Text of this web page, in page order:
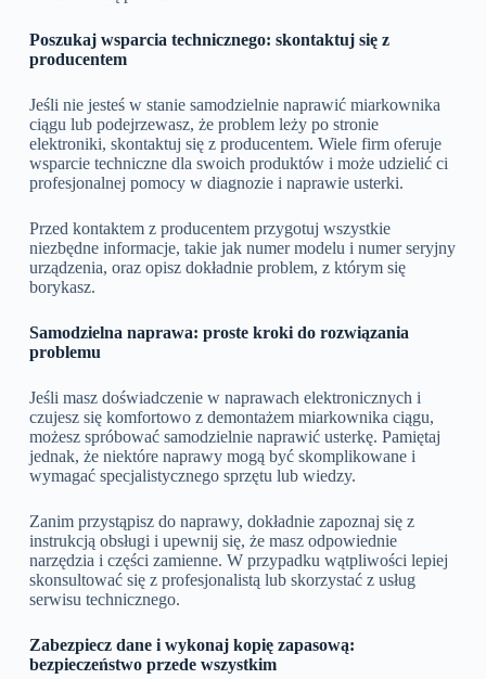
Poszukaj wsparcia technicznego: skontaktuj się z
producentem
Jeśli nie jesteś w stanie samodzielnie naprawić miarkownika
ciągu lub podejrzewasz, że problem leży po stronie
elektroniki, skontaktuj się z producentem. Wiele firm oferuje
wsparcie techniczne dla swoich produktów i może udzielić ci
profesjonalnej pomocy w diagnozie i naprawie usterki.
Przed kontaktem z producentem przygotuj wszystkie
niezbędne informacje, takie jak numer modelu i numer seryjny
urządzenia, oraz opisz dokładnie problem, z którym się
borykasz.
Samodzielna naprawa: proste kroki do rozwiązania
problemu
Jeśli masz doświadczenie w naprawach elektronicznych i
czujesz się komfortowo z demontażem miarkownika ciągu,
możesz spróbować samodzielnie naprawić usterkę. Pamiętaj
jednak, że niektóre naprawy mogą być skomplikowane i
wymagać specjalistycznego sprzętu lub wiedzy.
Zanim przystąpisz do naprawy, dokładnie zapoznaj się z
instrukcją obsługi i upewnij się, że masz odpowiednie
narzędzia i części zamienne. W przypadku wątpliwości lepiej
skonsultować się z profesjonalistą lub skorzystać z usług
serwisu technicznego.
Zabezpiecz dane i wykonaj kopię zapasową:
bezpieczeństwo przede wszystkim